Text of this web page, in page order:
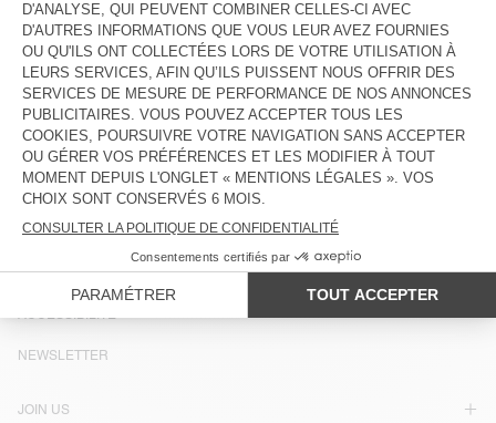
Dimanche
10:00 - 22:00
CONTACT
Tél. :null
E-mail :contact@americanvintage-store.com
FRANCE
LANGUE :
ACCESSIBILITÉ
JOIN US
NEWSLETTER